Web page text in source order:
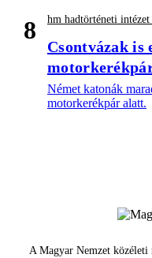
8 hm hadtörténeti intézet
Csontvázak
Német katonák
motorkerékpár alatt.
A Magyar Nemzet